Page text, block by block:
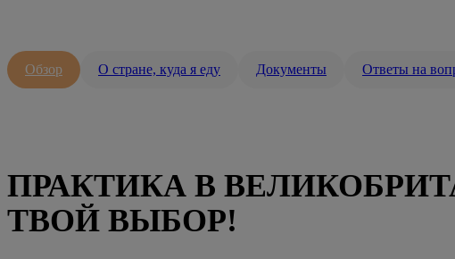
Обзор О стране, куда я еду Документы Ответы на
ПРАКТИКА В
ТВОЙ ВЫБОР!